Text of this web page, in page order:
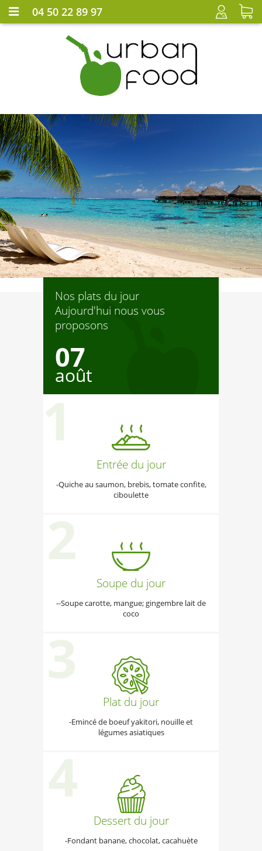
04 50 22 89 97
Nos plats du jour
Aujourd'hui nous vous
proposons
07
août
Entrée du jour
-Quiche au saumon, brebis, tomate confite,
ciboulette
Soupe du jour
--Soupe carotte, mangue; gingembre lait de
coco
Plat du jour
-Emincé de boeuf yakitori, nouille et
légumes asiatiques
Dessert du jour
-Fondant banane, chocolat, cacahuète